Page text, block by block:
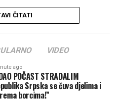
ČITATI
VIDEO
ago
POČAST STRADALIM
Srpska se čuva djelima i
borcima!”